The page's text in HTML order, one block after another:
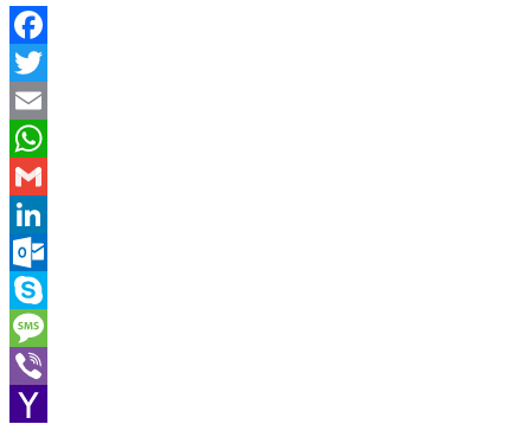
Facebook
Twitter
Email
WhatsApp
Gmail
LinkedIn
Outlook.com
Skype
Message
Viber